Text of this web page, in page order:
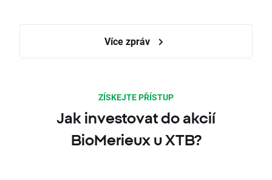
Více zpráv
ZÍSKEJTE PŘÍSTUP
Jak investovat do akcií
BioMerieux u XTB?